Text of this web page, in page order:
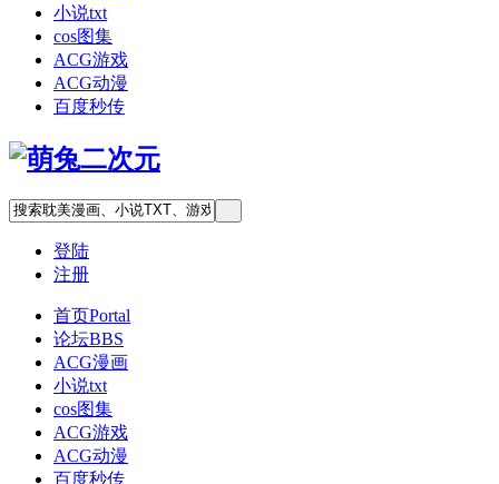
小说txt
cos图集
ACG游戏
ACG动漫
百度秒传
登陆
注册
首页Portal
论坛BBS
ACG漫画
小说txt
cos图集
ACG游戏
ACG动漫
百度秒传